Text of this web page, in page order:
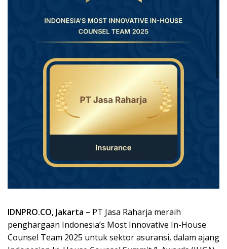
IDNPRO.CO, Jakarta – PT Jasa Raharja meraih
penghargaan Indonesia’s Most Innovative In-House
Counsel Team 2025 untuk sektor asuransi, dalam ajang